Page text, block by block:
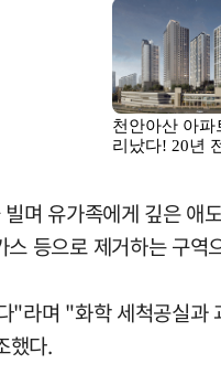
며 유가족에게 깊은
등으로 제거하는 구
라며 "화학 세척공실
했다.